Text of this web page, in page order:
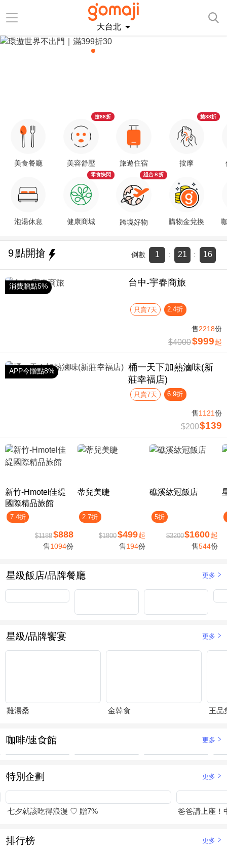
大台北
美食餐廳
泡湯休息
美容舒壓
搶88折
健康商城
零食快閃
旅遊住宿
跨境好物
組合８折
按摩
搶88折
購物金兌換
9點開搶 倒數 1 : 21 : 15
消費贈點5% 台中-宇春商旅
只賣7天 2.4折
售2218份
$4000$999 起
APP今贈點8%
桶一天下加熱滷味(新
莊幸福店)
只賣7天 6.9折
售1121份
$200$139
新竹-Hmotel佳緹
國際精品旅館
7.4折
$1188$888
售1094份
蒂兒美睫
2.7折
$1800$499起
售194份
礁溪紘冠飯店
5折
$3200$1600 起
售544份
星級飯店/品牌餐廳 更多
星級/品牌饗宴 更多
雞湯桑 金韓食 王品
咖啡/速食館 更多
特別企劃 更多
七夕就該吃得浪漫 ♡ 贈7% 爸爸請上座！
排行榜 更多